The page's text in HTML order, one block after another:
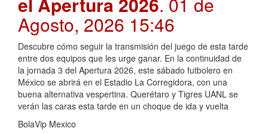
Agosto, 2026 15:46
Descubre cómo seguir la transmisión del juego de esta tarde
entre dos equipos que les urge ganar. En la continuidad de
la jornada 3 del Apertura 2026, este sábado futbolero en
México se abrirá en el Estadio La Corregidora, con una
buena alternativa vespertina. Querétaro y Tigres UANL se
verán las caras esta tarde en un choque de ida y vuelta
BolaVip Mexico